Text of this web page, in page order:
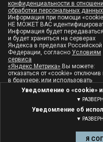
конфиденциальности в
обработки персональных данных
Информация при помощи
НЕ МОЖЕТ ВАС
Информация будет передаваться
и будет храниться на серверах
Яндекса в пределах Российской
Федерации, согласно Условиям
сервиса
«Яндекс Метрика» .Вы можете:
отказаться от «сookie» отключив
в браузере; или использовать
инструмент блокировки
; или
можете покинуть этот сайт.
Уведомление о «сookie»
▼
Уведомление об
▼
Я
© 1935-2025 АО «Научно-
Дизайн, разработка,
Используются программы для